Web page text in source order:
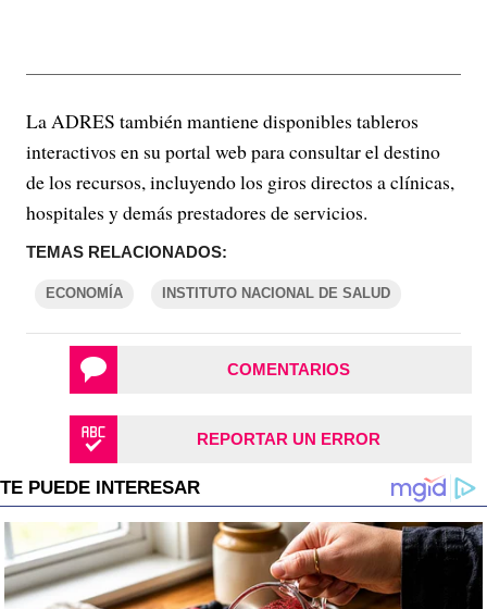
La ADRES también mantiene disponibles tableros
interactivos en su portal web para consultar el destino
de los recursos, incluyendo los giros directos a clínicas,
hospitales y demás prestadores de servicios.
TEMAS RELACIONADOS:
ECONOMÍA INSTITUTO NACIONAL DE SALUD
COMENTARIOS
REPORTAR UN ERROR